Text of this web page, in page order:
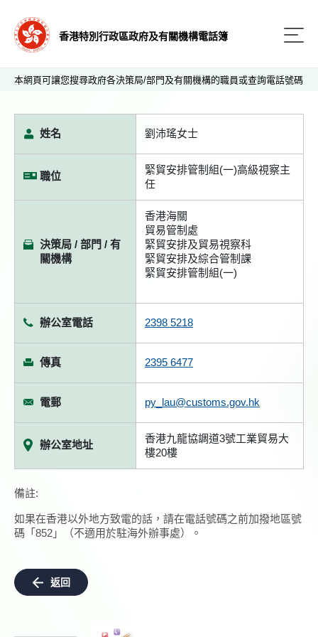
香港特別行政區政府及有關機構電話簿
本網頁可讓您搜尋政府各決策局/部門及有關機構的職員或查詢電話號碼
姓名 劉沛瑤女士
職位
緊貿安排管制組(一)高級視察主
任
決策局 / 部門 / 有
關機構
香港海關
貿易管制處
緊貿安排及貿易視察科
緊貿安排及綜合管制課
緊貿安排管制組(一)
辦公室電話 2398 5218
傳真 2395 6477
電郵 py_lau@customs.gov.hk
辦公室地址
香港九龍協調道3號工業貿易大
樓20樓
備註:
如果在香港以外地方致電的話，請在電話號碼之前加撥地區號
碼「852」（不適用於駐海外辦事處）。
返回